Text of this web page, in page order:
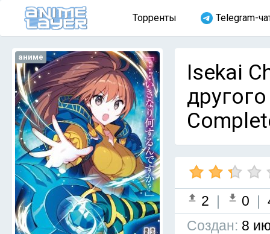
Торренты Telegram-
аниме
Isekai
2 | 0 |
Cоздан: 8